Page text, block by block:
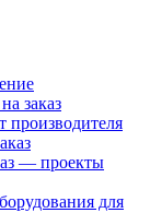
заказ
производителя
— проекты
для